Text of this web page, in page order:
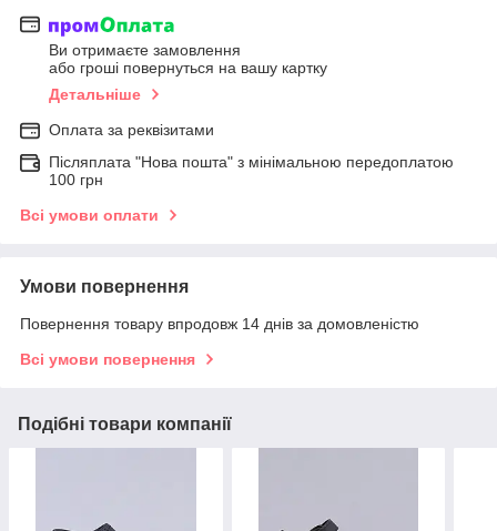
Ви отримаєте замовлення
або гроші повернуться на вашу картку
Детальніше
Оплата за реквізитами
Післяплата "Нова пошта" з мінімальною передоплатою
100 грн
Всі умови оплати
Умови повернення
Повернення товару впродовж 14 днів за домовленістю
Всі умови повернення
Подібні товари компанії